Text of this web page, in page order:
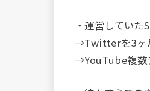
・運営していた
→Twitterを3ヶ
→YouTube複数